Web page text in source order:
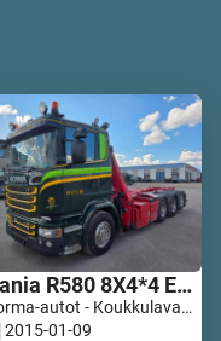
Scania R580 8X4*4 Epsilon Q170Z96
Kuorma-autot - Koukkulava kuorma-autot | M728-7835
2015-01-09